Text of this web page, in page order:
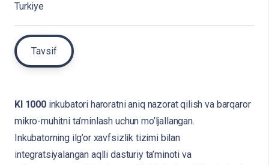
Turkiye
Tavsif
KI 1000inkubatori haroratni aniq nazorat qilish va barqaror
mikro-muhitni ta’minlash uchun mo’ljallangan.
Inkubatorning ilg’or xavfsizlik tizimi bilan
integratsiyalangan aqlli dasturiy ta’minoti va